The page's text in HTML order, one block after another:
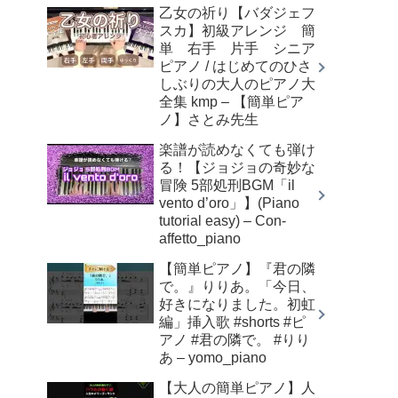
乙女の祈り【バダジェフ
スカ】初級アレンジ 簡
単 右手 片手 シニア
ピアノ / はじめてのひさ
しぶりの大人のピアノ大
全集 kmp – 【簡単ピア
ノ】さとみ先生
楽譜が読めなくても弾け
る！【ジョジョの奇妙な
冒険 5部処刑BGM「il
vento d’oro」】(Piano
tutorial easy) – Con-
affetto_piano
【簡単ピアノ】『君の隣
で。』りりあ。「今日、
好きになりました。初虹
編」挿入歌 #shorts #ピ
アノ #君の隣で。 #りり
あ – yomo_piano
【大人の簡単ピアノ】人